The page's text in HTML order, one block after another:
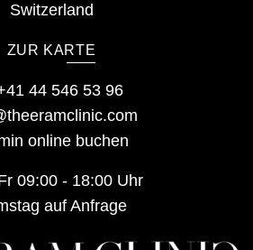
Switzerland
ZUR KARTE
44 546 53 96
online buchen
09:00 - 18:00 Uhr
auf Anfrage